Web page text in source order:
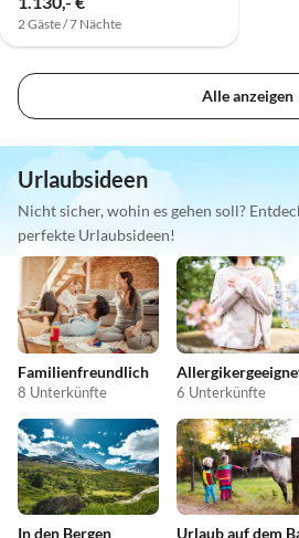
2 Gäste / 7 Nächte
Alle anzeigen
Urlaubsideen
Nicht sicher, wohin es gehen soll?
perfekte Urlaubsideen!
Familienfreundlich
8 Unterkünfte 6 Unterkünfte
In den Bergen